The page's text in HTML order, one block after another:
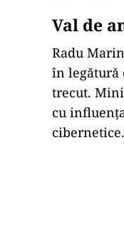
Val de
Radu
în legătură
trecut.
cu
cibernetice.